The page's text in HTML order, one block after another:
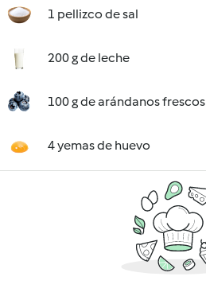
1 pellizco de sal
200 g de leche
100 g de arándanos frescos
4 yemas de huevo